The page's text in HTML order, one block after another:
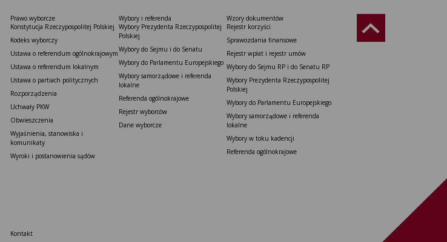
Prawo wyborcze
Konstytucja Rzeczypospolitej Polskiej​
Kodeks wyborczy
Ustawa o referendum ogólnokrajowym
Ustawa o referendum lokalnym
Ustawa o partiach politycznych
Rozporządzenia
Uchwały PKW
Obwieszczenia
Wyjaśnienia, stanowiska i
komunikaty
Wyroki i postanowienia sądów
Wybory i referenda
Wybory Prezydenta Rzeczypospolitej
Polskiej
Wybory do Sejmu i do Senatu
Wybory do Parlamentu Europejskiego
Wybory samorządowe i referenda
lokalne
Referenda ogólnokrajowe
Rejestr wyborców
Dane wyborcze
Wzory dokumentów
Rejestr korzyści
Sprawozdania finansowe
Rejestr wpłat i rejestr umów
Wybory do Sejmu RP i do Senatu RP
Wybory Prezydenta Rzeczypospolitej
Polskiej
Wybory do Parlamentu Europejskiego
Wybory samorządowe i referenda
lokalne
Wybory w toku kadencji
Referenda ogólnokrajowe
Kontakt